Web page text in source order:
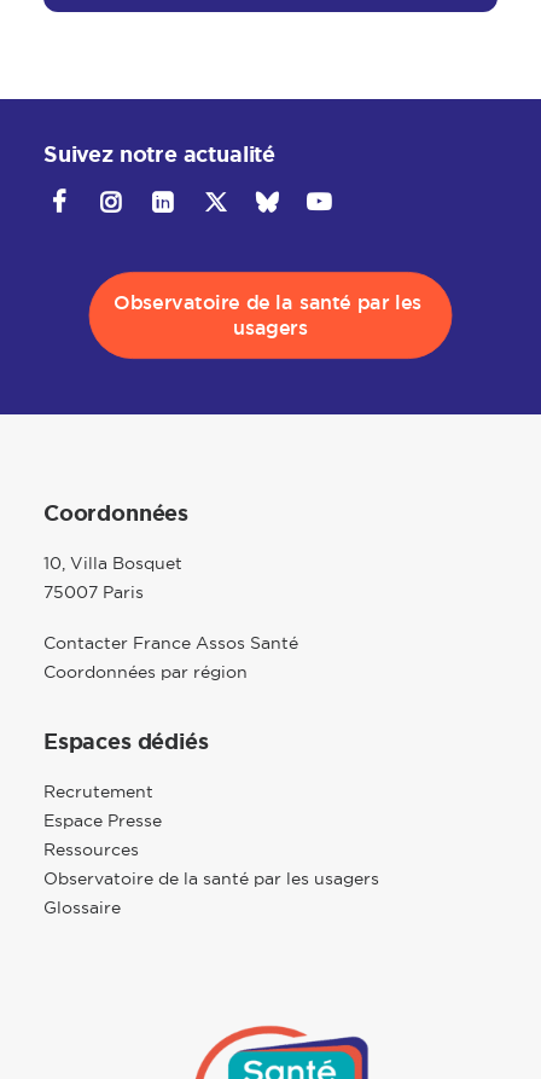
Suivez notre actualité
Observatoire de la santé par les
usagers
Coordonnées
10, Villa Bosquet
75007 Paris
Contacter France Assos Santé
Coordonnées par région
Espaces dédiés
Recrutement
Espace Presse
Ressources
Observatoire de la santé par les usagers
Glossaire